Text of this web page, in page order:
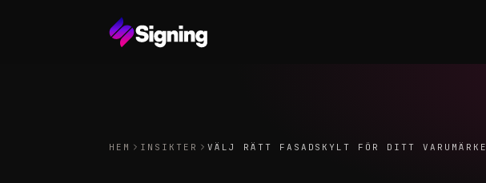
HEM INSIKTER VÄLJ RÄTT FASADSKYLT FÖR DITT VARUMÄRKE